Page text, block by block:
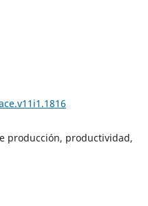
producción, productividad,